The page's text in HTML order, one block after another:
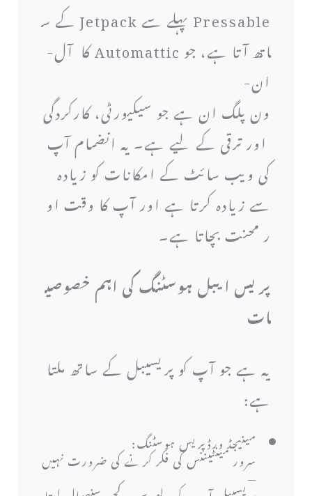
Pressable پہلے سے Jetpack کے س
اتھ آتا ہے، جو Automattic کا آل-
ان-
ون پلگ ان ہے جو سیکیورٹی، کارکردگی
اور ترقی کے لیے ہے۔ یہ انضمام آپ
کی ویب سائٹ کے امکانات کو زیادہ
سے زیادہ کرتا ہے اور آپ کا وقت او
ر محنت بچاتا ہے۔
پریس ایبل ہوسٹنگ کی اہم خصوصی
ات
یہ ہے جو آپ کو پریسیبل کے ساتھ ملتا
ہے:
مینیجڈ ورڈپریس ہوسٹنگ:
سرور مینٹیننس کی فکر کرنے کی ضرورت نہیں
—